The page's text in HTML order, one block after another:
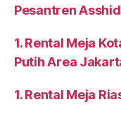
Pesantren
1. Rental Meja
Putih Area
1. Rental Meja